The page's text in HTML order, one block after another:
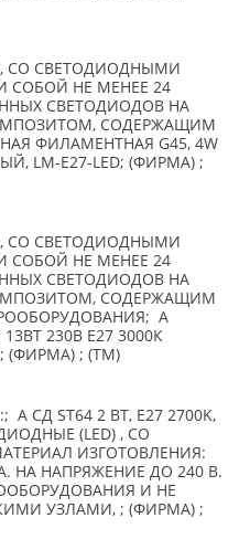
СО СВЕТОДИОДНЫМИ
НЕ МЕНЕЕ 24
СВЕТОДИОДОВ НА
СОДЕРЖАЩИМ
ФИЛАМЕНТНАЯ G45, 4W
LM-E27-LED; (ФИРМА) ;
СО СВЕТОДИОДНЫМИ
НЕ МЕНЕЕ 24
СВЕТОДИОДОВ НА
СОДЕРЖАЩИМ
А
230В Е27 3000К
(ФИРМА) ; (TM)
СД ST64 2 ВТ, E27 2700K,
(LED) , СО
ИЗГОТОВЛЕНИЯ:
НА НАПРЯЖЕНИЕ ДО 240 В.
И НЕ
УЗЛАМИ, ; (ФИРМА) ;